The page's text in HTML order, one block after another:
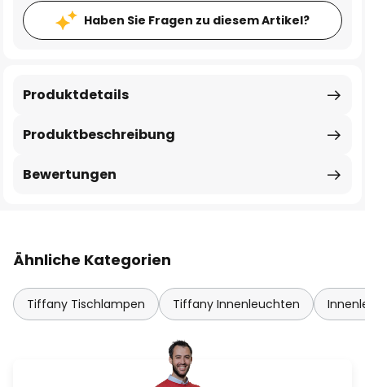
Haben Sie Fragen zu diesem Artikel?
Produktbeschreibung
Produktdetails
Bewertungen
Ähnliche Kategorien
Tiffany Tischlampen Tiffany Innenleuchten